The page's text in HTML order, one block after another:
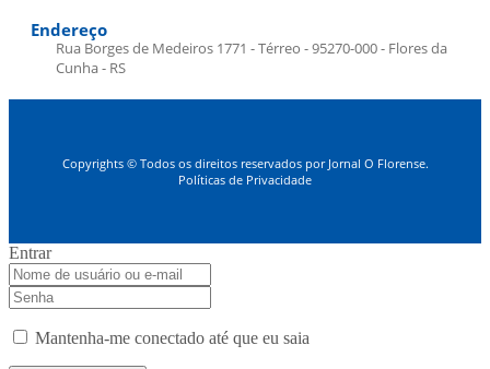
Endereço
Rua Borges de Medeiros 1771 - Térreo - 95270-000 - Flores da
Cunha - RS
Copyrights © Todos os direitos reservados por Jornal O Florense.
Políticas de Privacidade
Entrar
Mantenha-me conectado até que eu saia